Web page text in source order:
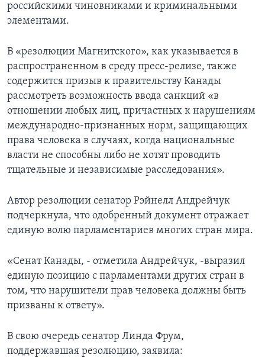
российскими чиновниками и криминальными
элементами.
В «резолюции Магнитского», как указывается в
распространенном в среду пресс-релизе, также
содержится призыв к правительству Канады
рассмотреть возможность ввода санкций «в
отношении любых лиц, причастных к нарушениям
международно-признанных норм, защищающих
права человека в случаях, когда национальные
власти не способны либо не хотят проводить
тщательные и независимые расследования».
Автор резолюции сенатор Рэйнелл Андрейчук
подчеркнула, что одобренный документ отражает
единую волю парламентариев многих стран мира.
«Сенат Канады, - отметила Андрейчук, -выразил
единую позицию с парламентами других стран в
том, что нарушители прав человека должны быть
призваны к ответу».
В свою очередь сенатор Линда Фрум,
поддержавшая резолюцию, заявила: